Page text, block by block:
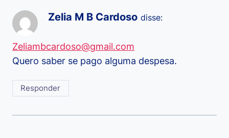
Zelia M B Cardoso disse:
Zeliambcardoso@gmail.com
Quero saber se pago alguma despesa.
Responder